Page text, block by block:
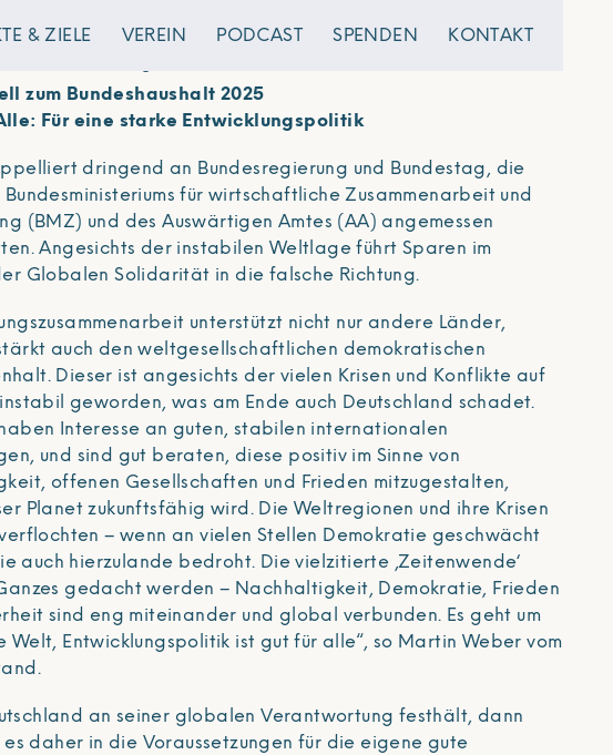
& ZIELE VEREIN PODCAST SPENDEN KONTAKT
zum Bundeshaushalt 2025
Für eine starke Entwicklungspolitik
dringend an Bundesregierung und Bundestag, die
Bundesministeriums für wirtschaftliche Zusammenarbeit und
(BMZ) und des Auswärtigen Amtes (AA) angemessen
Angesichts der instabilen Weltlage führt Sparen im
Globalen Solidarität in die falsche Richtung.
unterstützt nicht nur andere Länder,
auch den weltgesellschaftlichen demokratischen
Dieser ist angesichts der vielen Krisen und Konflikte auf
geworden, was am Ende auch Deutschland schadet.
Interesse an guten, stabilen internationalen
und sind gut beraten, diese positiv im Sinne von
offenen Gesellschaften und Frieden mitzugestalten,
Planet zukunftsfähig wird. Die Weltregionen und ihre Krisen
– wenn an vielen Stellen Demokratie geschwächt
auch hierzulande bedroht. Die vielzitierte ‚Zeitenwende‘
gedacht werden – Nachhaltigkeit, Demokratie, Frieden
sind eng miteinander und global verbunden. Es geht um
Welt, Entwicklungspolitik ist gut für alle“, so Martin Weber vom
an seiner globalen Verantwortung festhält, dann
daher in die Voraussetzungen für die eigene gute